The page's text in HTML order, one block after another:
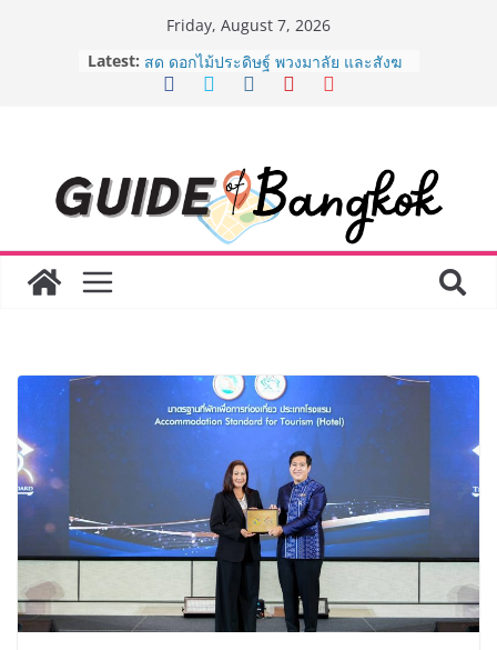
Friday, August 7, 2026
Latest: “ตลาดดอกไม้สี่มุมเมือง” ศูนย์รวมดอกไม้
สด ดอกไม้ประดิษฐ์ พวงมาลัย และสังฆ
ครั้งแรกของไทย ส่งอุปกรณ์วิทยาศาสตร์
“CE-7 MATCH” ฝีมือคนไทย ร่วมภารกิจ
สำรวจดวงจันทร์ 24 สิงหาคมนี้
8.8 “ซูเลียน” รวมพลังนักธุรกิจทั่ว
ประเทศ จัดประชุมใหญ่แห่งปี พบ CEO
อร่อย ยกเมนูระดับตำนาน “ข้าวหน้าไก่
ราชวงศ์” พุ่งทะยานสู่น่านฟ้า
BEDO เดินหน้าจัดกิจกรรมเจรจาธุรกิจ
“BIO TRADE CONNECT 2026” ยก
ระดับผลิตภัณฑ์ท้องถิ่นสู่ตลาดเชิง
พาณิชย์อย่างยั่งยืน